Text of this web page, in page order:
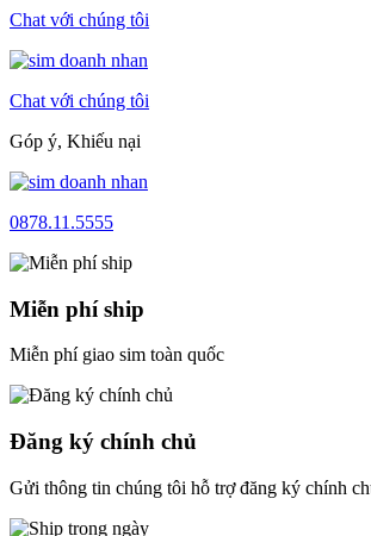
Chat với chúng tôi
Chat với chúng tôi
Góp ý, Khiếu nại
0878.11.5555
Miễn phí ship
Miễn phí giao sim toàn quốc
Đăng ký chính chủ
Gửi thông tin chúng tôi hỗ trợ đăng ký chính